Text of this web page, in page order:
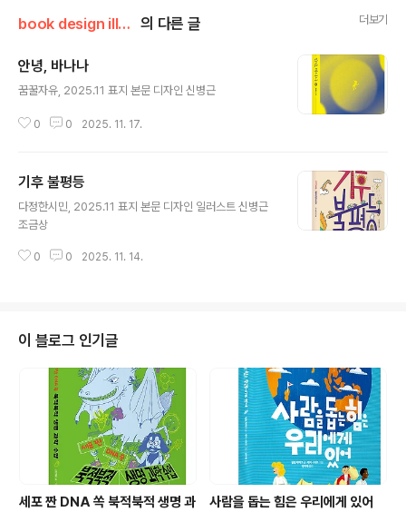
book design illust 의 다른 글 더보기
안녕, 바나나
꿈꿀자유, 2025.11 표지 본문 디자인 신병근
0 0 2025. 11. 17.
기후 불평등
다정한시민, 2025.11 표지 본문 디자인 일러스트 신병근
조금상
0 0 2025. 11. 14.
이 블로그 인기글
세포 짠 DNA 쏙 북적북적 생명 과
사람을 돕는 힘은 우리에게 있어